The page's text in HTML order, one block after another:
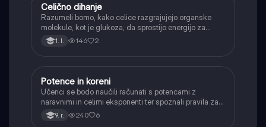
Biologija
Celično dihanje
Razumeli bomo, kako celice razgrajujejo organske
molekule, kot je glukoza, da sprostijo energijo za
svoje delovanje.
1. l. 146 2
Matematika
Potence in koreni
Učenci se bodo naučili računati s potencami z
naravnimi in celimi eksponenti ter spoznali pravila za
računanje z njimi. Obravnavali bodo kvadratne in
kubične korene ter delno korenjenje in racionalizacijo
9. r. 240 6